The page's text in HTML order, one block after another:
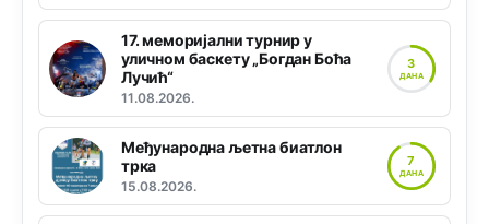
17. меморијални турнир у
уличном баскету „Богдан Боћа
Лучић“
11.08.2026.
3
ДАНА
Међународна љетна биатлон
трка
15.08.2026.
7
ДАНА